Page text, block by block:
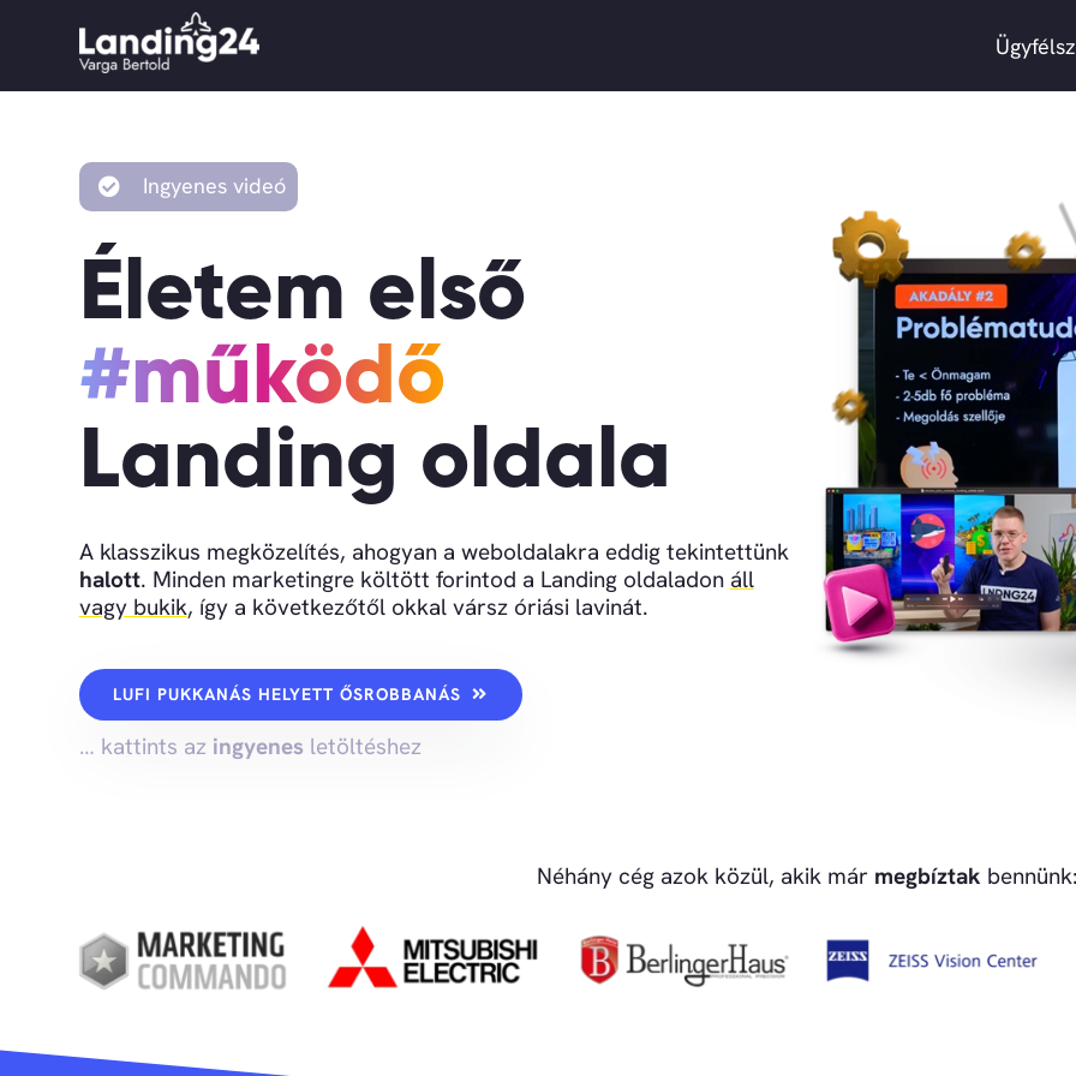
Ingyenes videó
Életem első
#működő
Landing oldala
A klasszikus megközelítés, ahogyan a weboldalakra eddig tekintettünk
halott. Minden marketingre költött forintod a Landing oldaladon áll
vagy bukik, így a következőtől okkal vársz óriási lavinát.
LUFI PUKKANÁS HELYETT ŐSROBBANÁS
… kattints az ingyenes letöltéshez
Néhány cég azok közül, akik már megbíztak